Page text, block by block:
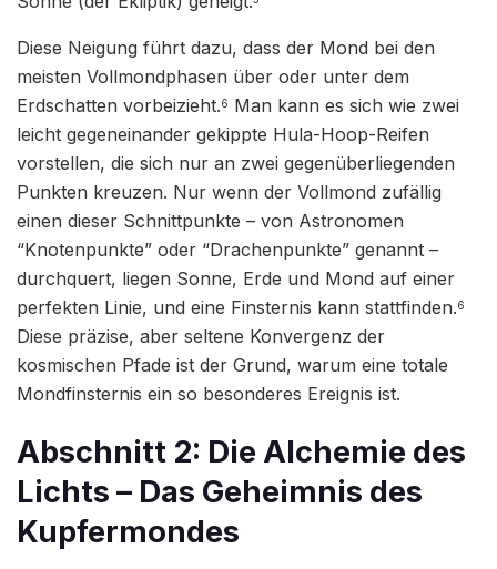
Diese Neigung führt dazu, dass der Mond bei den
meisten Vollmondphasen über oder unter dem
Erdschatten vorbeizieht.6 Man kann es sich wie zwei
leicht gegeneinander gekippte Hula-Hoop-Reifen
vorstellen, die sich nur an zwei gegenüberliegenden
Punkten kreuzen. Nur wenn der Vollmond zufällig
einen dieser Schnittpunkte – von Astronomen
“Knotenpunkte” oder “Drachenpunkte” genannt –
durchquert, liegen Sonne, Erde und Mond auf einer
perfekten Linie, und eine Finsternis kann stattfinden.6
Diese präzise, aber seltene Konvergenz der
kosmischen Pfade ist der Grund, warum eine totale
Mondfinsternis ein so besonderes Ereignis ist.
Abschnitt 2: Die Alchemie des
Lichts – Das Geheimnis des
Kupfermondes